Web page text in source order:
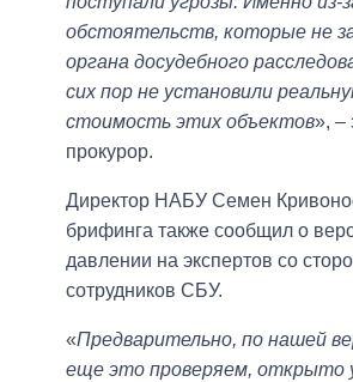
обстоятельств, которые не
органа досудебного
сих пор не установили
стоимость этих объектов», –
прокурор.
Директор НАБУ Семен
брифинга также сообщил о
давлении на экспертов со
сотрудников СБУ.
«Предварительно, по нашей
еще это проверяем, открыто